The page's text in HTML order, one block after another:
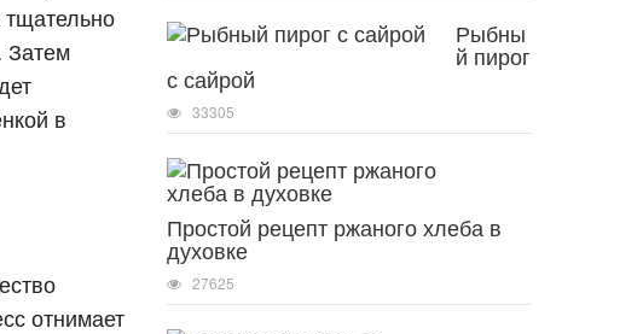
тщательно
Затем
в
отнимает
Рыбны
й пирог
с сайрой
33305
Простой рецепт ржаного хлеба в
духовке
27625